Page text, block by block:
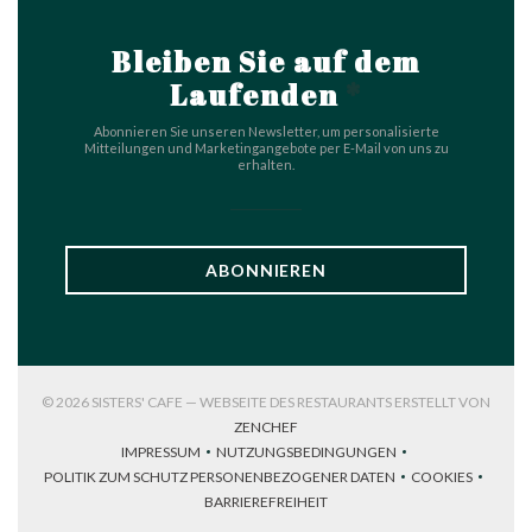
Bleiben Sie auf dem
Laufenden
Abonnieren Sie unseren Newsletter, um personalisierte
Mitteilungen und Marketingangebote per E-Mail von uns zu
erhalten.
ABONNIEREN
© 2026 SISTERS' CAFE — WEBSEITE DES RESTAURANTS ERSTELLT VON
ZENCHEF
IMPRESSUM
((ÖFFNET EIN NEUES FENSTER))
NUTZUNGSBEDINGUNGEN
((ÖFFNET EIN NEUES FENSTER))
POLITIK ZUM SCHUTZ PERSONENBEZOGENER DATEN
((ÖFFNET EIN NEUES FENSTER))
COOKIES
((ÖFFNET
BARRIEREFREIHEIT
((ÖFFNET EIN NEUES FENSTER))